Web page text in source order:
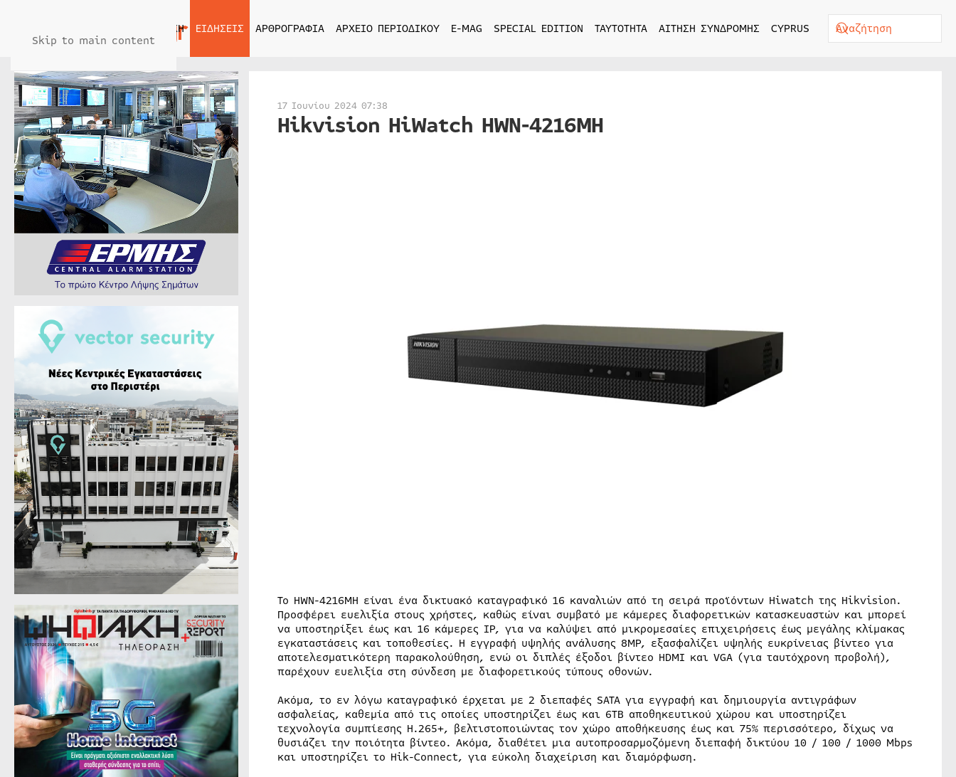
Skip to main content
ΑΡΧΙΚΗ ΕΙΔΗΣΕΙΣ ΑΡΘΡΟΓΡΑΦΙΑ ΑΡΧΕΙΟ ΠΕΡΙΟΔΙΚΟΥ E-MAG SPECIAL EDITION ΤΑΥΤΟΤΗΤΑ ΑΙΤΗΣΗ ΣΥΝΔΡΟΜΗΣ CYPRUS
17 Ιουνίου 2024 07:38
Hikvision HiWatch HWN-4216MH
Το HWN-4216MH είναι ένα δικτυακό καταγραφικό 16 καναλιών από τη σειρά προϊόντων Hiwatch της Hikvision.
Προσφέρει ευελιξία στους χρήστες, καθώς είναι συμβατό με κάμερες διαφορετικών κατασκευαστών και μπορεί
να υποστηρίξει έως και 16 κάμερες IP, για να καλύψει από μικρομεσαίες επιχειρήσεις έως μεγάλης κλίμακας
εγκαταστάσεις και τοποθεσίες. Η εγγραφή υψηλής ανάλυσης 8MP, εξασφαλίζει υψηλής ευκρίνειας βίντεο για
αποτελεσματικότερη παρακολούθηση, ενώ οι διπλές έξοδοι βίντεο HDMI και VGA (για ταυτόχρονη προβολή),
παρέχουν ευελιξία στη σύνδεση με διαφορετικούς τύπους οθονών.
Ακόμα, το εν λόγω καταγραφικό έρχεται με 2 διεπαφές SATA για εγγραφή και δημιουργία αντιγράφων
ασφαλείας, καθεμία από τις οποίες υποστηρίζει έως και 6TB αποθηκευτικού χώρου και υποστηρίζει
τεχνολογία συμπίεσης H.265+, βελτιστοποιώντας τον χώρο αποθήκευσης έως και 75% περισσότερο, δίχως να
θυσιάζει την ποιότητα βίντεο. Ακόμα, διαθέτει μια αυτοπροσαρμοζόμενη διεπαφή δικτύου 10 / 100 / 1000 Mbps
και υποστηρίζει το Hik-Connect, για εύκολη διαχείριση και διαμόρφωση.